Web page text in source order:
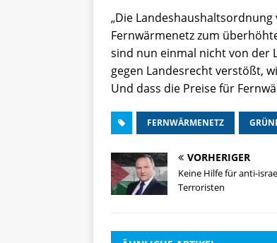
„Die
Fernwärmenetz zum
sind nun einmal nicht von der
gegen Landesrecht verstößt,
Und dass die Preise für
FERNWÄRMENETZ
VORHERIGER
Keine Hilfe für anti-
Terroristen